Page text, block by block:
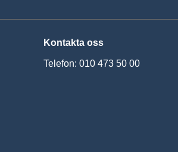
Kontakta oss
Telefon: 010 473 50 00